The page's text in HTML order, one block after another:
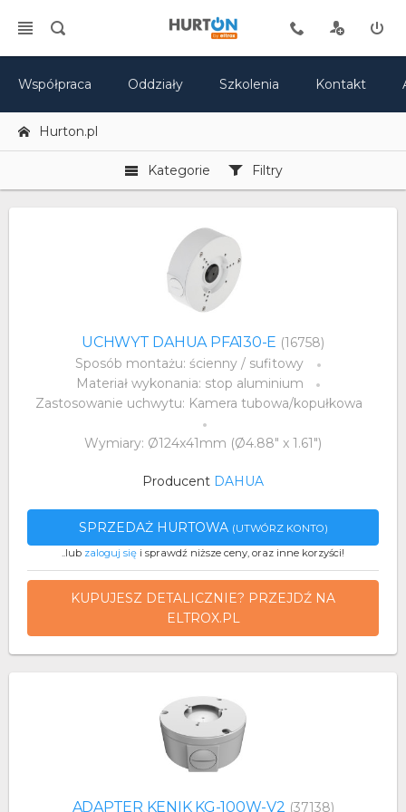
Współpraca Oddziały Szkolenia Kontakt
Hurton.pl
Kategorie Filtry
UCHWYT DAHUA PFA130-E (16758)
Sposób montażu: ścienny / sufitowy
Materiał wykonania: stop aluminium
Zastosowanie uchwytu: Kamera tubowa/kopułkowa
Wymiary: Ø124x41mm (Ø4.88" x 1.61")
Producent DAHUA
SPRZEDAŻ HURTOWA (UTWÓRZ KONTO)
..lub zaloguj się i sprawdź niższe ceny, oraz inne korzyści!
KUPUJESZ DETALICZNIE? PRZEJDŹ NA
ELTROX.PL
ADAPTER KENIK KG-100W-V2 (37138)